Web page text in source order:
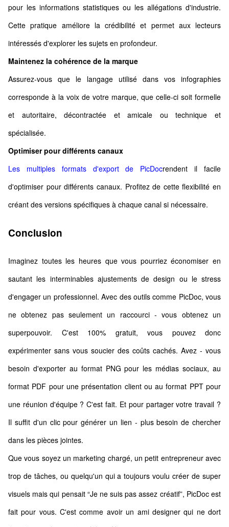
pour les informations statistiques ou les allégations d'industrie.
Cette pratique améliore la crédibilité et permet aux lecteurs
intéressés d'explorer les sujets en profondeur.
Maintenez la cohérence de la marque
Assurez-vous que le langage utilisé dans vos infographies
corresponde à la voix de votre marque, que celle-ci soit formelle
et autoritaire, décontractée et amicale ou technique et
spécialisée.
Optimiser pour différents canaux
Les multiples formats d'export de PicDocrendent il facile
d'optimiser pour différents canaux. Profitez de cette flexibilité en
créant des versions spécifiques à chaque canal si nécessaire.
Conclusion
Imaginez toutes les heures que vous pourriez économiser en
sautant les interminables ajustements de design ou le stress
d'engager un professionnel. Avec des outils comme PicDoc, vous
ne obtenez pas seulement un raccourci - vous obtenez un
superpouvoir. C'est 100% gratuit, vous pouvez donc
expérimenter sans vous soucier des coûts cachés. Avez - vous
besoin d'exporter au format PNG pour les médias sociaux, au
format PDF pour une présentation client ou au format PPT pour
une réunion d'équipe ? C'est fait. Et pour partager votre travail ?
Il suffit d'un clic pour générer un lien - plus besoin de chercher
dans les pièces jointes.
Que vous soyez un marketing chargé, un petit entrepreneur avec
trop de tâches, ou quelqu'un qui a toujours voulu créer de super
visuels mais qui pensait “Je ne suis pas assez créatif”, PicDoc est
fait pour vous. C'est comme avoir un ami designer qui ne dort